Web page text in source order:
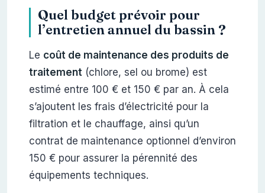
Quel budget prévoir pour
l’entretien annuel du bassin ?
Le coût de maintenance des produits de
traitement(chlore, sel ou brome) est
estimé entre 100 € et 150 € par an. À cela
s’ajoutent les frais d’électricité pour la
filtration et le chauffage, ainsi qu’un
contrat de maintenance optionnel d’environ
150 € pour assurer la pérennité des
équipements techniques.